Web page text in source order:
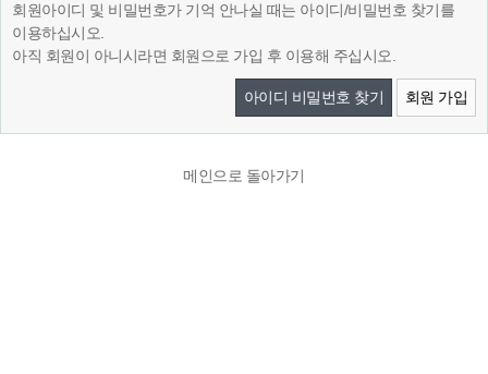
회원아이디 및 비밀번호가 기억 안나실 때는 아이디/비밀번호 찾기를
이용하십시오.
아직 회원이 아니시라면 회원으로 가입 후 이용해 주십시오.
아이디 비밀번호 찾기 회원 가입
메인으로 돌아가기